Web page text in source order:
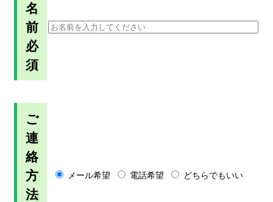
名
前
必
須
ご
連
絡
方
法
メール希望 電話希望 どちらでもいい